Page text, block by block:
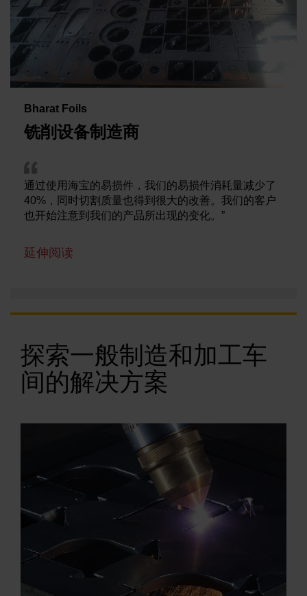
Bharat Foils
铣削设备制造商
通过使用海宝的易损件，我们的易损件消耗量减少了
40%，同时切割质量也得到很大的改善。我们的客户
也开始注意到我们的产品所出现的变化。”
延伸阅读
探索一般制造和加工车
间的解决方案